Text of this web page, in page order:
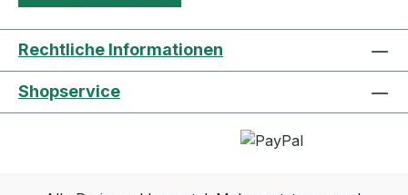
Rechtliche Informationen
Shopservice